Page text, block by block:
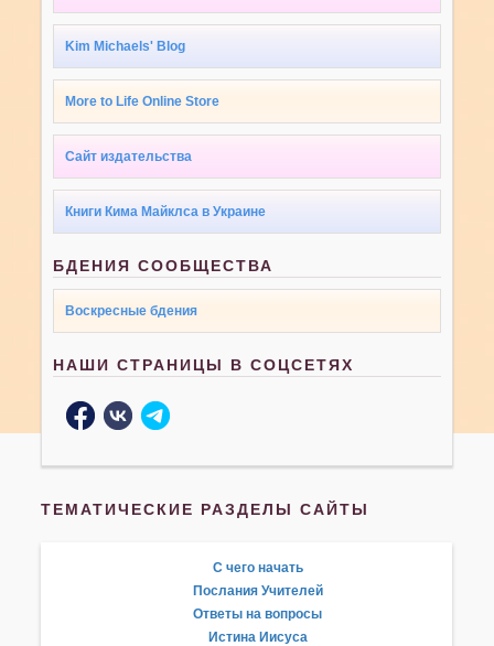
Kim Michaels' Blog
More to Life Online Store
Сайт издательства
Книги Кима Майклса в Украине
БДЕНИЯ СООБЩЕСТВА
Воскресные бдения
НАШИ СТРАНИЦЫ В СОЦСЕТЯХ
ТЕМАТИЧЕСКИЕ РАЗДЕЛЫ САЙТЫ
С чего начать
Послания Учителей
Ответы на вопросы
Истина Иисуса